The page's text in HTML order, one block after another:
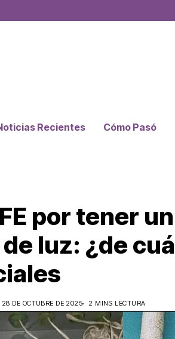
Recientes Cómo Pasó
por tener
luz: ¿de
28 DE OCTUBRE DE 2025 2 MINS LECTURA